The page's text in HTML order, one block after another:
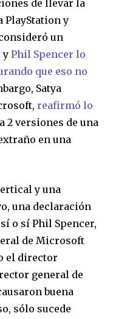
de llevar la
PlayStation y
un
y Phil Spencer lo
que eso no
Satya
reafirmó lo
2 versiones de una
en una
y una
una declaración
o sí Phil Spencer,
de Microsoft
el director
general de
buena
sólo sucede